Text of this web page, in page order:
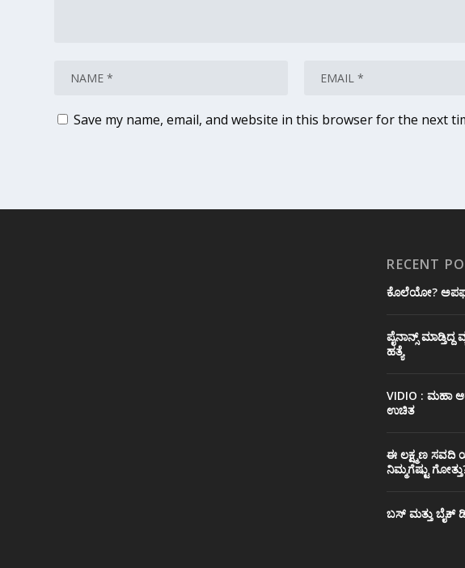
Save my name, email, and website in this browser for the next
RECENT
ಕೊಲೆಯೋ?
ಪೈನಾನ್ಸ್
ಹತ್ಯೆ
VIDIO : ಮಹಾ
ಉಚಿತ
ಈ ಲಕ್ಷ್ಮಣ ಸವದಿ
ನಿಮ್ಮಗೆಷ್ಟು
ಬಸ್ ಮತ್ತು ಬೈಕ್